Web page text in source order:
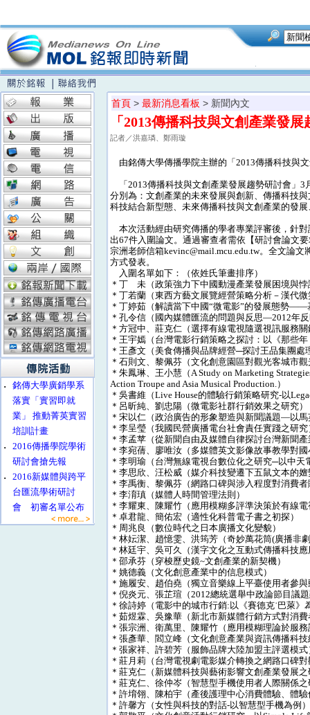
‧
銘傳大學廣銷學系
落實「實習即就
業」 推動菁英實習
培訓計畫
‧
2016傳播學院學術
研討會搶先報
‧
2016新媒體與跨平
台匯流學術研討
會 初審名單公布
首頁 > 最新消息看板 > 新聞內文
「2013傳播科技與文創產業發
記者／洪嘉璘、鄭雨璇
由銘傳大學傳播學院主辦的「2013傳播科技與
「2013傳播科技與文創產業發展趨勢研討會」3
分別為：文創產業的未來發展與創新、傳播科技
科技結合新型態、未來傳播科技與文創產業的發
本次活動經由研究傳播的學者專業評審後，針
出67件入圍論文。通過審查者需依【研討會論文
宗洲老師信箱kevinc@mail.mcu.edu.tw。全文論
方式發表。
入圍名單如下：（依姓氏筆畫排序）
＊丁 未（政策強力下中國動漫產業發展困境與悖
＊丁若蘭（東西方藝文展覽經營策略分析－漢代
＊丁婷茹（解讀當下中國“微電影”的發展態勢
＊孔令信（國內媒體匯流的問題與反思—2012年
＊方冠中、莊克仁（選擇有線電視隨選視訊服務
＊王宇嫣（台灣電影行銷策略之探討：以《那些
＊王彥文（美食傳播與品牌經營─探討王品集團處
＊石則文、黎佩芬（文化創意園區對觀光客城市
＊朱鳳琳、王小慧（A Study on Marketing
Action Troupe and Asia Musical Production.）
＊吳書維（Live House的體驗行銷策略研究-以
＊呂昕純、劉忠陽（微電影社群行銷效果之研究）
＊宋以仁（政治廣告的形象塑造與新聞議題—以
＊李呈瑩（我國民營廣播電台社會責任實踐之研究
＊李孟苹（從新聞自由及媒體自律探討台灣新聞
＊李宛蒨、廖唯汝（多媒體英文影像故事教學對
＊李明瑜（台灣無線電視台數位化之研究─以中天
＊李思欣、汪松威（媒介科技變遷下五鼠文本的
＊李禹衡、黎佩芬（網路口碑與涉入程度對消費
＊李淯瑱（媒體人時間管理法則）
＊李耀東、陳耀竹（應用模糊多評準決策於有線
＊卓君龍、簡佑宏（適性化科普電子書之初探）
＊周兆良（數位時代之日本廣播文化變貌）
＊林妘潔、趙憶雯、洪筠芳（奇妙萬花筒(廣播非
＊林廷宇、吳可久（漢字文化之互動式傳播科技
＊邵承芬（穿梭歷史鏡~文創產業的新契機）
＊姚德義（文化創意產業中的信息模式）
＊施履安、趙伯堯（獨立音樂線上平臺使用者參
＊倪炎元、張芷瑄（2012總統選舉中政論節目議
＊徐詩婷（電影中的城市行銷:以《賽德克˙巴萊》
＊茹煜霖、吳豫華（新北市新媒體行銷方式對消
＊張宗洲、衛萬里、陳耀竹（應用模糊理論於服
＊張彥華、閻立峰（文化創意產業與資訊傳播
＊張家祥、許碧芳（服飾品牌大陸加盟主評選模式
＊莊月莉（台灣電視劇電影媒介轉換之網路口碑
＊莊克仁（新媒體科技與藝術影響文創產業發展
＊莊克仁、徐仲岑（智慧型手機使用者人際關係
＊許堉翎、陳柏宇（產後護理中心消費體驗、體
＊許馨方（女性與科技的對話-以智慧型手機為例